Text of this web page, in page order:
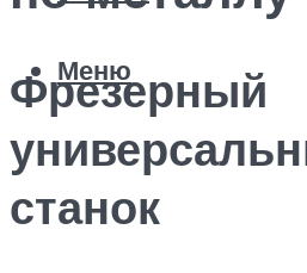
Меню
Фрезерный
станок